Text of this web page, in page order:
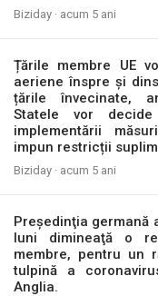
Biziday · acum 5 ani
Țările membre UE
aeriene înspre și
țările învecinate,
Statele vor decide
implementării
impun restricții
Biziday · acum 5 ani
Preşedinţia germană
luni dimineaţă o
membre, pentru un
tulpină a
Anglia.